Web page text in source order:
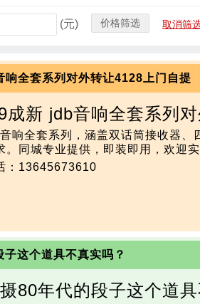
(元) 价格筛选 取消筛
全套系列对外转让4128上门自提
成新 jdb音响全套系列
响全套系列，涵盖双话筒接收器、
。同城专业提供，即装即用，欢迎实
：13645673610
这个道具不真实吗？
80年代的段子这个道